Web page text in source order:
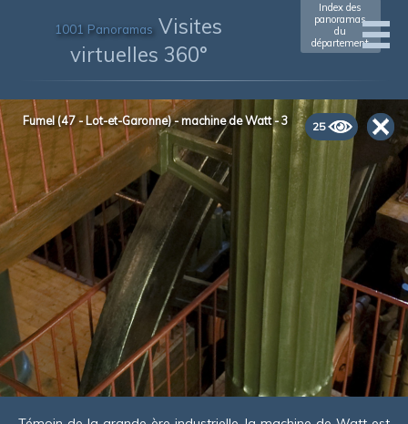
1001 Panoramas Visites
virtuelles 360°
Index des
panoramas
du
département
25
Fumel (47 - Lot-et-Garonne) - machine de Watt - 3